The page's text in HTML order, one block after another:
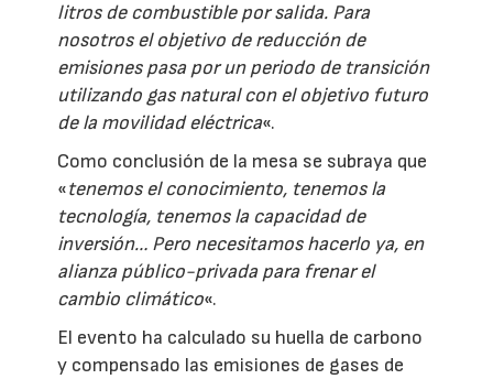
litros de combustible por salida. Para
nosotros el objetivo de reducción de
emisiones pasa por un periodo de transición
utilizando gas natural con el objetivo futuro
de la movilidad eléctrica«.
Como conclusión de la mesa se subraya que
«tenemos el conocimiento, tenemos la
tecnología, tenemos la capacidad de
inversión… Pero necesitamos hacerlo ya, en
alianza público-privada para frenar el
cambio climático«.
El evento ha calculado su huella de carbono
y compensado las emisiones de gases de